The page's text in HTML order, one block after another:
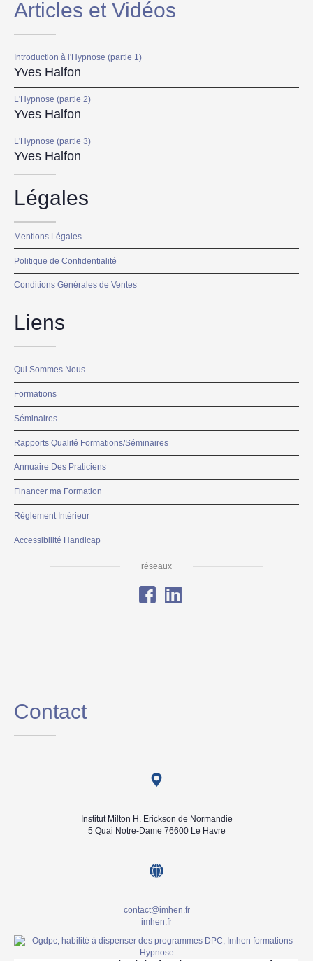
Articles et Vidéos
Introduction à l'Hypnose (partie 1)
Yves Halfon
L'Hypnose (partie 2)
Yves Halfon
L'Hypnose (partie 3)
Yves Halfon
Légales
Mentions Légales
Politique de Confidentialité
Conditions Générales de Ventes
Liens
Qui Sommes Nous
Formations
Séminaires
Rapports Qualité Formations/Séminaires
Annuaire Des Praticiens
Financer ma Formation
Règlement Intérieur
Accessibilité Handicap
réseaux
Contact
Institut Milton H. Erickson de Normandie
5 Quai Notre-Dame 76600 Le Havre
contact@imhen.fr
imhen.fr